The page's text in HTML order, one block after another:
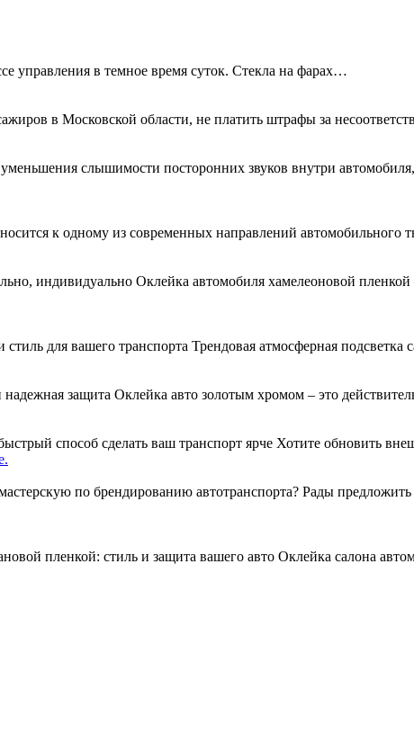
управления в темное время суток. Стекла на фарах…
в Московской области, не платить штрафы за
слышимости посторонних звуков внутри
к одному из современных направлений
индивидуально Оклейка автомобиля хамелеоновой
для вашего транспорта Трендовая атмосферная подсветка
защита Оклейка авто золотым хромом – это
способ сделать ваш транспорт ярче Хотите обновить
по брендированию автотранспорта? Рады
пленкой: стиль и защита вашего авто Оклейка салона